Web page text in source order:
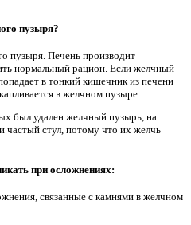
пузыря?
пузыря. Печень производит
нормальный рацион. Если желчный
в тонкий кишечник из печени
в желчном пузыре.
был удален желчный пузырь, на
частый стул, потому что их желчь
при осложнениях:
связанные с камнями в желчном